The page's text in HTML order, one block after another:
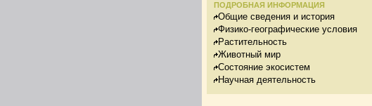
ПОДРОБНАЯ ИНФОРМАЦИЯ
Общие сведения и история
Физико-географические условия
Растительность
Животный мир
Состояние экосистем
Научная деятельность